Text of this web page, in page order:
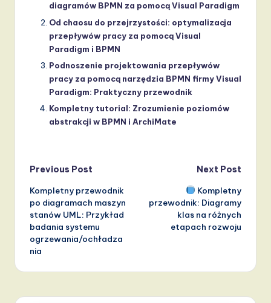
diagramów BPMN za pomocą Visual Paradigm
Od chaosu do przejrzystości: optymalizacja
przepływów pracy za pomocą Visual
Paradigm i BPMN
Podnoszenie projektowania przepływów
pracy za pomocą narzędzia BPMN firmy Visual
Paradigm: Praktyczny przewodnik
Kompletny tutorial: Zrozumienie poziomów
abstrakcji w BPMN i ArchiMate
Post
navigation
Previous Post
Kompletny przewodnik
po diagramach maszyn
stanów UML: Przykład
badania systemu
ogrzewania/ochładza
nia
Next Post
Kompletny
przewodnik: Diagramy
klas na różnych
etapach rozwoju